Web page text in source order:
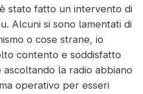
stato fatto un intervento di
Alcuni si sono lamentati di
o cose strane, io
contento e soddisfatto
la radio abbiano
operativo per esseri